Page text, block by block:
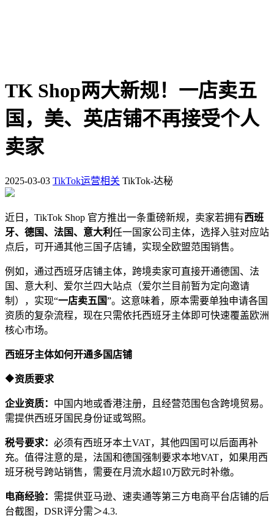
TK Shop两大新规！一店卖五
国，美、英店铺不再接受个人
卖家
2025-03-03 TikTok运营相关 TikTok-达秘
近日，TikTok Shop 官方推出一条重磅新规，卖家若拥有西班
牙、德国、法国、意大利 任一国家公司主体，选择入驻对应站
点后，可开通其他三国子店铺，实现全欧盟范围销售。
例如，通过西班牙店铺主体，跨境卖家可直接开通德国、法
国、意大利、爱尔兰四大站点（爱尔兰目前暂为定向邀请
制），实现“一店卖五国”。这意味着，原本需要单独申请各国
资质的复杂流程，现在只需依托西班牙主体即可快速覆盖欧洲
核心市场。
西班牙主体如何开通多国店铺
🔶资质要求
企业资质： 中国内地或香港注册，且经营范围包含跨境贸易。
需提供西班牙国民身份证或驾照。
税号要求： 必须有西班牙本土VAT，其他四国可以后面再补
充。值得注意的是，法国和德国强制要求本地VAT，如果用西
班牙税号跨站销售，需要在月流水超10万欧元时补缴。
电商经验： 需提供亚马逊、速卖通等第三方电商平台店铺的后
台截图，DSR评分需＞4.3.